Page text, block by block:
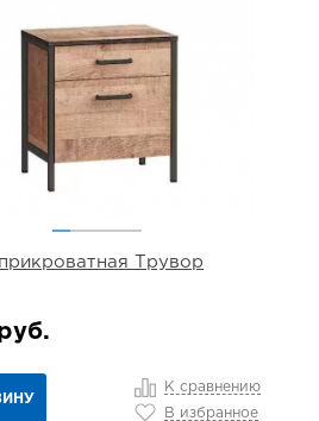
Трувор
К сравнению
В избранное